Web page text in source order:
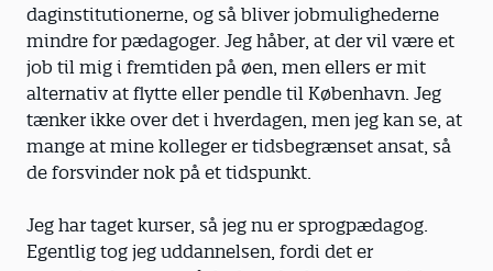
daginstitutionerne, og så bliver jobmulighederne
mindre for pædagoger. Jeg håber, at der vil være et
job til mig i fremtiden på øen, men ellers er mit
alternativ at flytte eller pendle til København. Jeg
tænker ikke over det i hverdagen, men jeg kan se, at
mange at mine kolleger er tidsbegrænset ansat, så
de forsvinder nok på et tidspunkt.
Jeg har taget kurser, så jeg nu er sprog­pædagog.
Egentlig tog jeg uddannelsen, fordi det er